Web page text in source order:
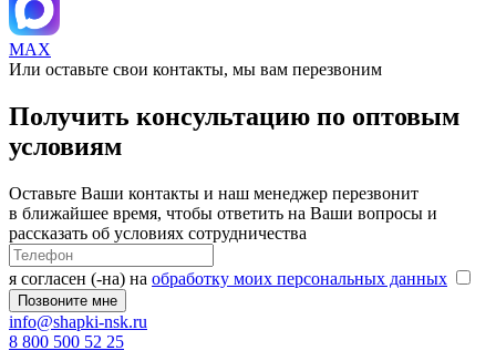
MAX
Или оставьте свои контакты, мы вам перезвоним
Получить консультацию по оптовым
условиям
Оставьте Ваши контакты и наш менеджер перезвонит
в ближайшее время, чтобы ответить на Ваши вопросы и
рассказать об условиях сотрудничества
я согласен (-на) на обработку моих персональных данных
info@shapki-nsk.ru
8 800 500 52 25